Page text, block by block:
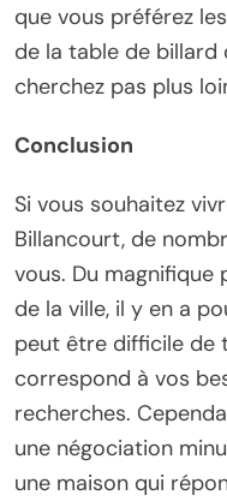
que vous préférez
de la table de billard
cherchez pas plus
Conclusion
Si vous souhaitez
Billancourt, de
vous. Du
de la ville, il y en a
peut être difficile de
correspond à vos
recherches.
une négociation
une maison qui